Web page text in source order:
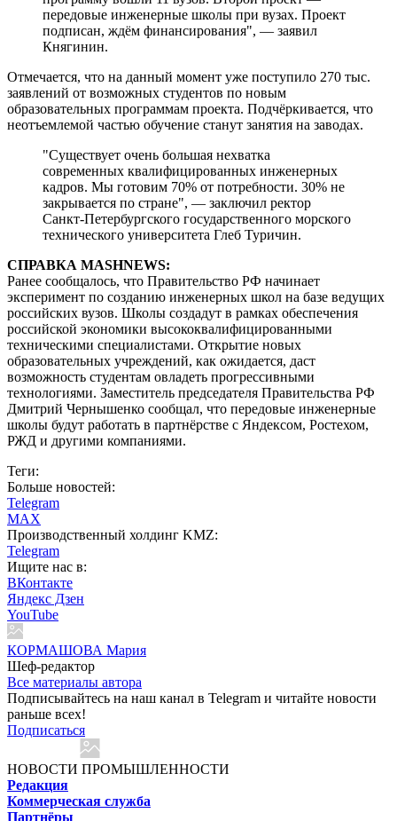
передовые инженерные школы при вузах. Проект
подписан, ждём финансирования", — заявил
Княгинин.
Отмечается, что на данный момент уже поступило 270 тыс.
заявлений от возможных студентов по новым
образовательных программам проекта. Подчёркивается, что
неотъемлемой частью обучение станут занятия на заводах.
"Существует очень большая нехватка
современных квалифицированных инженерных
кадров. Мы готовим 70% от потребности. 30% не
закрывается по стране", — заключил ректор
Санкт-Петербургского государственного морского
технического университета Глеб Туричин.
СПРАВКА MASHNEWS:
Ранее сообщалось, что Правительство РФ начинает
эксперимент по созданию инженерных школ на базе ведущих
российских вузов. Школы создадут в рамках обеспечения
российской экономики высококвалифицированными
техническими специалистами. Открытие новых
образовательных учреждений, как ожидается, даст
возможность студентам овладеть прогрессивными
технологиями. Заместитель председателя Правительства РФ
Дмитрий Чернышенко сообщал, что передовые инженерные
школы будут работать в партнёрстве с Яндексом, Ростехом,
РЖД и другими компаниями.
Теги:
Больше новостей:
Telegram
MAX
Производственный холдинг KMZ:
Telegram
Ищите нас в:
ВКонтакте
Яндекс Дзен
YouTube
КОРМАШОВА Мария
Шеф-редактор
Все материалы автора
Подписывайтесь на наш канал в Telegram и читайте новости
раньше всех!
Подписаться
НОВОСТИ ПРОМЫШЛЕННОСТИ
Редакция
Коммерческая служба
Партнёры